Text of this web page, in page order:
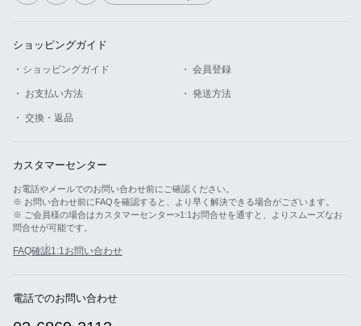
ショッピングガイド
・ショッピングガイド ・ 会員登録
・ お支払い方法 ・ 発送方法
・ 交換・返品
カスタマーセンター
お電話やメールでのお問い合わせ前にご確認ください。
※ お問い合わせ前にFAQを確認すると、より早く解決できる場合がございます。
※ ご会員様の場合はカスタマーセンター>1:1お問合せを通すと、よりスムーズなお
問合せが可能です。
FAQ確認1:1お問い合わせ
電話でのお問い合わせ